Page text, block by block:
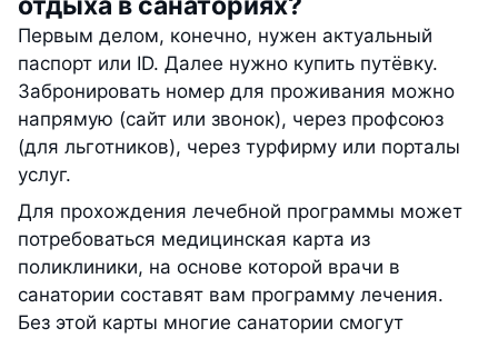
Первым делом, конечно, нужен актуальный
паспорт или ID. Далее нужно купить путёвку.
Забронировать номер для проживания можно
напрямую (сайт или звонок), через профсоюз
(для льготников), через турфирму или порталы
услуг.
Для прохождения лечебной программы может
потребоваться медицинская карта из
поликлиники, на основе которой врачи в
санатории составят вам программу лечения.
Без этой карты многие санатории смогут